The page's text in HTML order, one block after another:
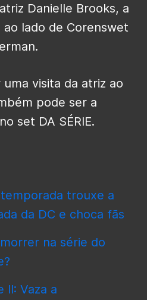
Danielle Brooks, a
lado de Corenswet
visita da atriz ao
pode ser a
set DA SÉRIE.
trouxe a
da DC e choca fãs
na série do
II: Vaza a